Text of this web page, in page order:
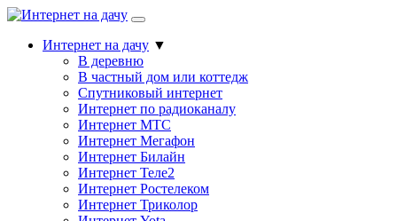
Интернет на дачу ▼
В деревню
В частный дом или коттедж
Спутниковый интернет
Интернет по радиоканалу
Интернет МТС
Интернет Мегафон
Интернет Билайн
Интернет Теле2
Интернет Ростелеком
Интернет Триколор